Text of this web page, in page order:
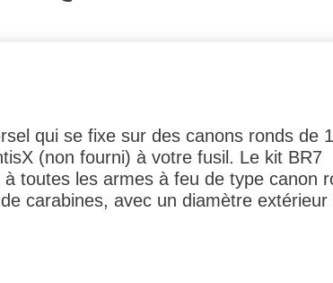
qui se fixe sur des canons ronds de
(non fourni) à votre fusil. Le kit BR7
toutes les armes à feu de type canon
carabines, avec un diamètre extérieur